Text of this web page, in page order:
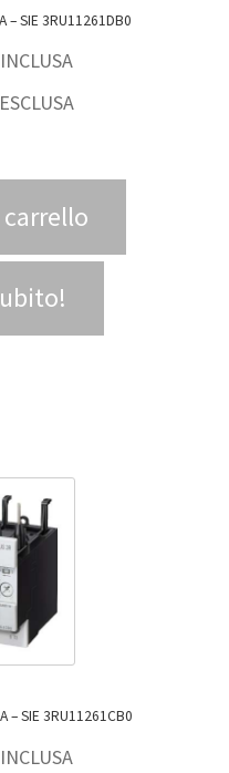
RELÈ TERMICO X S0 2,2-3,2A – SIE 3RU11261DB0
RELÈ TERMICO X S0 1,8/2,5A – SIE 3RU11261CB0